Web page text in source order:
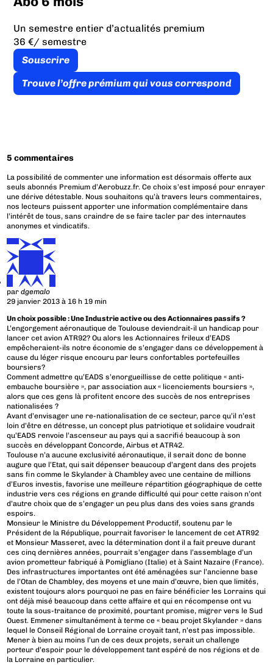
Un semestre entier d’actualités premium
36 €/ semestre
Souscrire
Trouve l’offre prémium qui vous correspond
5 commentaires
La possibilité de commenter une information est désormais offerte aux
seuls abonnés Premium d’Aerobuzz.fr. Ce choix s’est imposé pour enrayer
une dérive détestable. Nous souhaitons qu’à travers leurs commentaires,
nos lecteurs puissent apporter une information complémentaire dans
l’intérêt de tous, sans craindre de se faire tacler par des internautes
anonymes et vindicatifs.
pardgemalo
29 janvier 2013 à 16 h 19 min
Un choix possible : Une Industrie active ou des Actionnaires passifs ?
L’engorgement aéronautique de Toulouse deviendrait-il un handicap pour
lancer cet avion ATR92? Ou alors les Actionnaires frileux d’EADS
empêcheraient-ils notre économie de s’engager dans ce développement à
cause du léger risque encouru par leurs confortables portefeuilles
boursiers?
Comment admettre qu’EADS s’enorgueillisse de cette politique « anti-
embauche boursière », par association aux « licenciements boursiers »,
alors que ces gens là profitent encore des succès de nos entreprises
nationalisées ?
Avant d’envisager une re-nationalisation de ce secteur, parce qu’il n’est
loin d’être en détresse, un concept plus patriotique et solidaire voudrait
qu’EADS renvoie l’ascenseur au pays qui a sacrifié beaucoup à son
succès en développant Concorde, Airbus et ATR42.
Toulouse n’a aucune exclusivité aéronautique, il serait donc de bonne
augure que l’Etat, qui sait dépenser beaucoup d’argent dans des projets
sans fin comme le Skylander à Chambley avec une centaine de millions
d’Euros investis, favorise une meilleure répartition géographique de cette
industrie vers ces régions en grande difficulté qui pour cette raison n’ont
d’autre choix que de s’engager un peu plus dans des voies sans grands
espoirs.
Monsieur le Ministre du Développement Productif, soutenu par le
Président de la République, pourrait favoriser le lancement de cet ATR92
et Monsieur Masseret, avec la détermination dont il a fait preuve durant
ces cinq dernières années, pourrait s’engager dans l’assemblage d’un
avion prometteur fabriqué à Pomigliano (Italie) et à Saint Nazaire (France).
Des infrastructures importantes ont été aménagées sur l’ancienne base
de l’Otan de Chambley, des moyens et une main d’œuvre, bien que limités,
existent toujours alors pourquoi ne pas en faire bénéficier les Lorrains qui
ont déjà misé beaucoup dans cette affaire et qui en récompense ont vu
toute la sous-traitance de proximité, pourtant promise, migrer vers le Sud
Ouest. Emmener simultanément à terme ce « beau projet Skylander » dans
lequel le Conseil Régional de Lorraine croyait tant, n’est pas impossible.
Mener à bien au moins l’un de ces deux projets, serait un challenge
porteur d’espoir pour le développement tant espéré de nos régions et de
la Lorraine en particulier.